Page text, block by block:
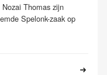
Nozai Thomas zijn
Spelonk-zaak op